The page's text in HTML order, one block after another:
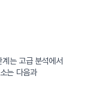
는 고급 분석에서
는 다음과